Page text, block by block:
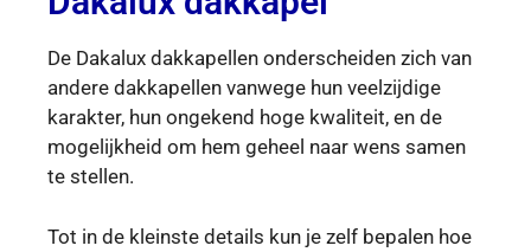
De Dakalux dakkapellen onderscheiden zich van
andere dakkapellen vanwege hun veelzijdige
karakter, hun ongekend hoge kwaliteit, en de
mogelijkheid om hem geheel naar wens samen
te stellen.
Tot in de kleinste details kun je zelf bepalen hoe